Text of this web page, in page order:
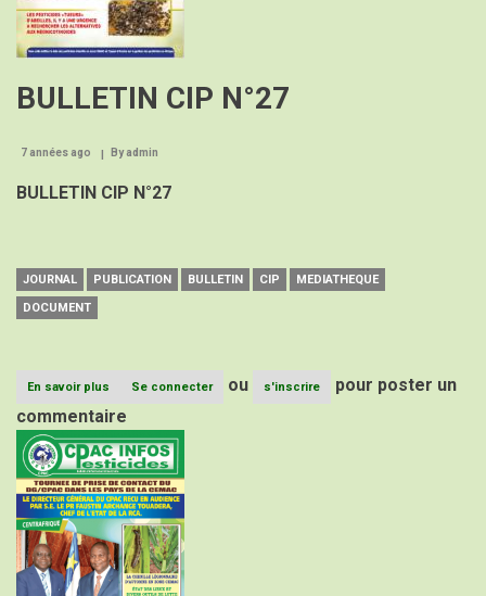
BULLETIN CIP N°27
7 années ago Byadmin
BULLETIN CIP N°27
JOURNAL PUBLICATION BULLETIN CIP
MEDIATHEQUE
DOCUMENT
En savoir plus
BULLETIN
CIP
N°27
Se connecter ou s'inscrire
pour poster un
commentaire
Image